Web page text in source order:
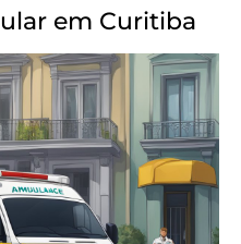
em Curitiba